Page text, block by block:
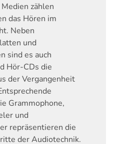
zählen
das Hören im
Neben
und
sind es auch
Hör-CDs die
der Vergangenheit
Grammophone,
und
repräsentieren die
der Audiotechnik.